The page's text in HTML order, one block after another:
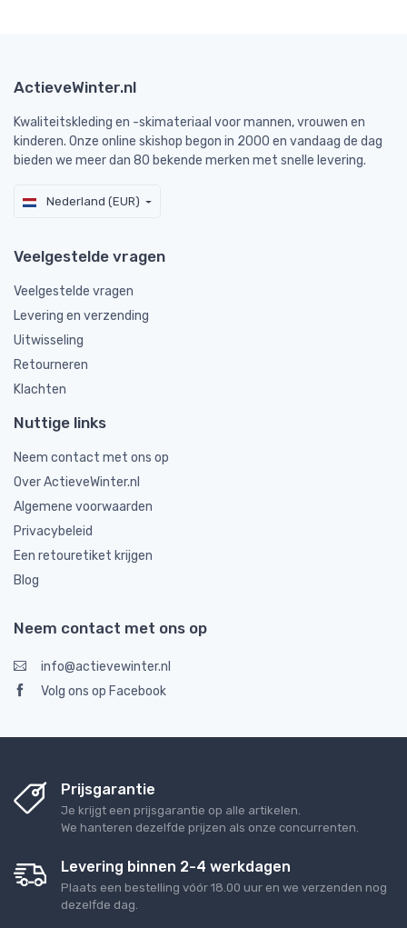
ActieveWinter.nl
Kwaliteitskleding en -skimateriaal voor mannen, vrouwen en
kinderen. Onze online skishop begon in 2000 en vandaag de dag
bieden we meer dan 80 bekende merken met snelle levering.
Nederland (EUR)
Veelgestelde vragen
Veelgestelde vragen
Levering en verzending
Uitwisseling
Retourneren
Klachten
Nuttige links
Neem contact met ons op
Over ActieveWinter.nl
Algemene voorwaarden
Privacybeleid
Een retouretiket krijgen
Blog
Neem contact met ons op
info@actievewinter.nl
Volg ons op Facebook
Prijsgarantie
Je krijgt een prijsgarantie op alle artikelen.
We hanteren dezelfde prijzen als onze concurrenten.
Levering binnen 2-4 werkdagen
Plaats een bestelling vóór 18.00 uur en we verzenden nog
dezelfde dag.